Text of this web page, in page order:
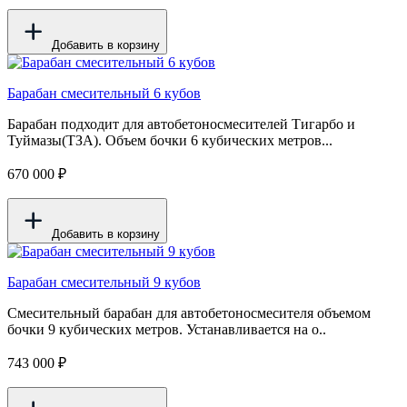
Добавить в корзину
Барабан смесительный 6 кубов
Барабан подходит для автобетоносмесителей Тигарбо и
Туймазы(ТЗА). Объем бочки 6 кубических метров...
670 000 ₽
Добавить в корзину
Барабан смесительный 9 кубов
Смесительный барабан для автобетоносмесителя объемом
бочки 9 кубических метров. Устанавливается на о..
743 000 ₽